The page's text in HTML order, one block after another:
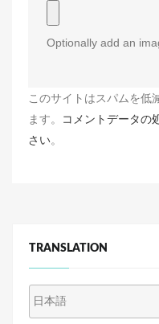
Optionally add an
このサイトはスパムを低
ます。
コメントデータの
さい。
TRANSLATION